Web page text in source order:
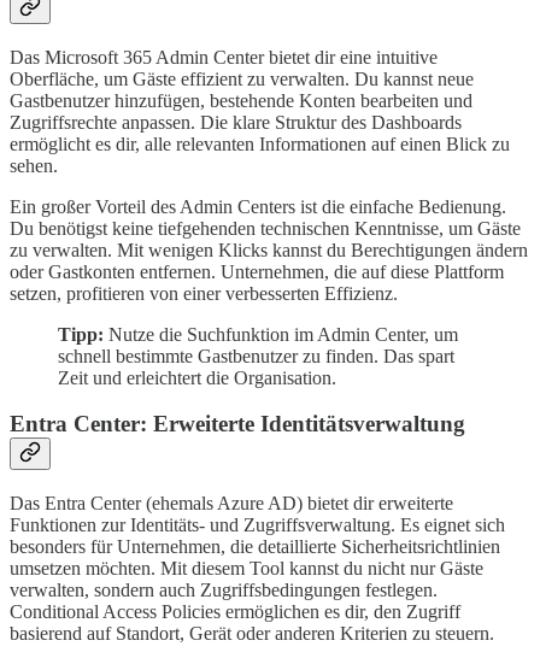
Das Microsoft 365 Admin Center bietet dir eine intuitive
Oberfläche, um Gäste effizient zu verwalten. Du kannst neue
Gastbenutzer hinzufügen, bestehende Konten bearbeiten und
Zugriffsrechte anpassen. Die klare Struktur des Dashboards
ermöglicht es dir, alle relevanten Informationen auf einen Blick zu
sehen.
Ein großer Vorteil des Admin Centers ist die einfache Bedienung.
Du benötigst keine tiefgehenden technischen Kenntnisse, um Gäste
zu verwalten. Mit wenigen Klicks kannst du Berechtigungen ändern
oder Gastkonten entfernen. Unternehmen, die auf diese Plattform
setzen, profitieren von einer verbesserten Effizienz.
Tipp: Nutze die Suchfunktion im Admin Center, um
schnell bestimmte Gastbenutzer zu finden. Das spart
Zeit und erleichtert die Organisation.
Entra Center: Erweiterte Identitätsverwaltung
Das Entra Center (ehemals Azure AD) bietet dir erweiterte
Funktionen zur Identitäts- und Zugriffsverwaltung. Es eignet sich
besonders für Unternehmen, die detaillierte Sicherheitsrichtlinien
umsetzen möchten. Mit diesem Tool kannst du nicht nur Gäste
verwalten, sondern auch Zugriffsbedingungen festlegen.
Conditional Access Policies ermöglichen es dir, den Zugriff
basierend auf Standort, Gerät oder anderen Kriterien zu steuern.